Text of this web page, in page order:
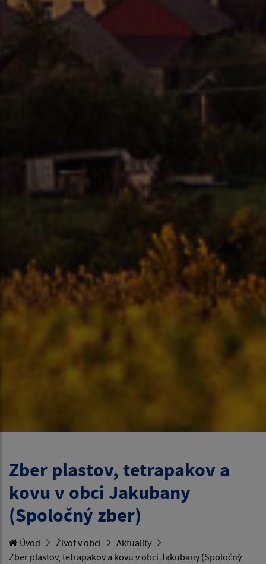
Zber plastov, tetrapakov a
kovu v obci Jakubany
(Spoločný zber)
Úvod Život v obci
Aktuality
Zber plastov, tetrapakov a kovu v obci Jakubany (Spoločný